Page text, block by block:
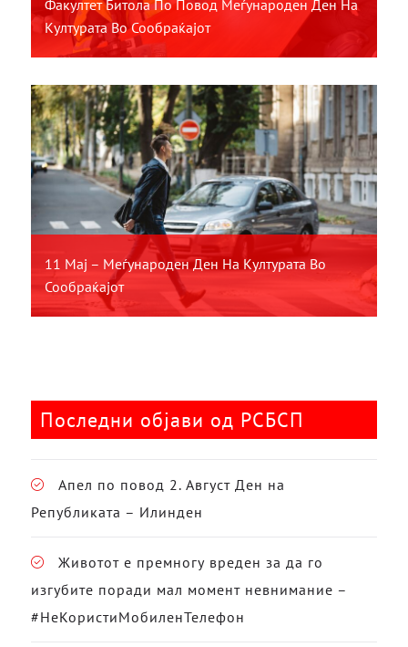
Факултет Битола По Повод Меѓународен Ден На
Културата Во Сообраќајот
11 Мај – Меѓународен Ден На Културата Во
Сообраќајот
Последни објави од РСБСП
Апел по повод 2. Август Ден на
Републиката – Илинден
Животот е премногу вреден за да го
изгубите поради мал момент невнимание –
#НеКористиМобиленТелефон